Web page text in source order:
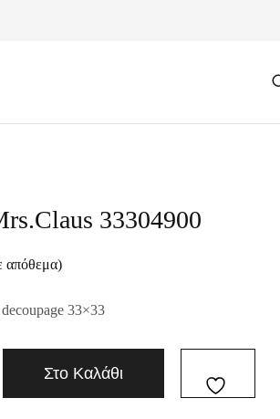
33304900
απόθεμα)
33×33
Στο Καλάθι